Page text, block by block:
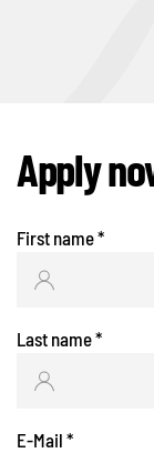
Apply
First name*
Last name*
E-Mail *